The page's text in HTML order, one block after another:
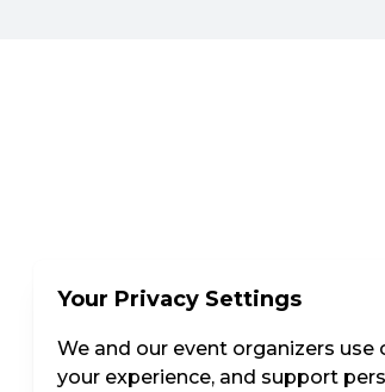
Your Privacy Settings
We and our event organizers
your experience, and support